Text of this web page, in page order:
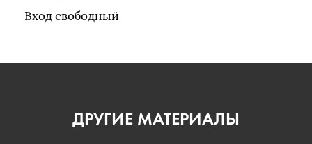
Вход свободный
ДРУГИЕ МАТЕРИАЛЫ